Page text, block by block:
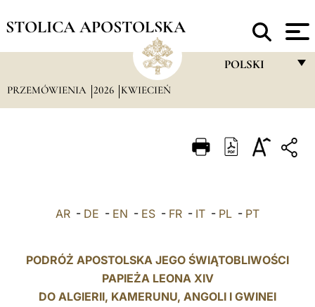
STOLICA APOSTOLSKA
POLSKI
ITALIANO
POLSKI
PRZEMÓWIENIA 2026 KWIECIEŃ
AR - DE - EN - ES - FR - IT - PL - PT
PODRÓŻ APOSTOLSKA JEGO ŚWIĄTOBLIWOŚCI
PAPIEŻA LEONA XIV
DO ALGIERII, KAMERUNU, ANGOLI I GWINEI